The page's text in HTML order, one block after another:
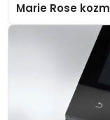
Marie Rose